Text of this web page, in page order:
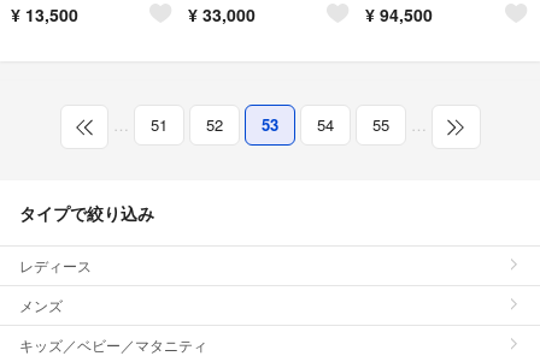
¥ 13,500 ¥ 33,000 ¥ 94,500
… 51 52 53 54 55 …
タイプで絞り込み
レディース
メンズ
キッズ／ベビー／マタニティ